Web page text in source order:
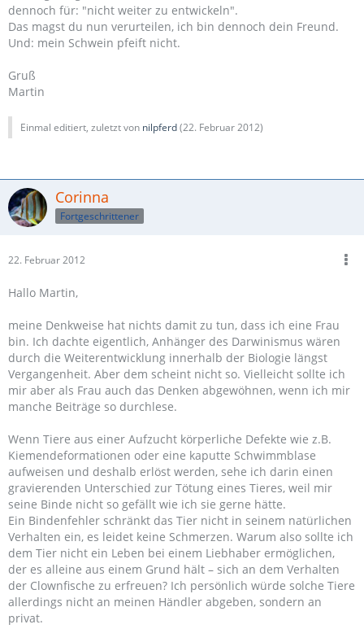
dennoch für: "nicht weiter zu entwickeln".
Das magst du nun verurteilen, ich bin dennoch dein Freund.
Und: mein Schwein pfeift nicht.
Gruß
Martin
Einmal editiert, zuletzt von nilpferd(22. Februar 2012)
Corinna
Fortgeschrittener
22. Februar 2012
Hallo Martin,
meine Denkweise hat nichts damit zu tun, dass ich eine Frau
bin. Ich dachte eigentlich, Anhänger des Darwinismus wären
durch die Weiterentwicklung innerhalb der Biologie längst
Vergangenheit. Aber dem scheint nicht so. Vielleicht sollte ich
mir aber als Frau auch das Denken abgewöhnen, wenn ich mir
manche Beiträge so durchlese.
Wenn Tiere aus einer Aufzucht körperliche Defekte wie z.B.
Kiemendeformationen oder eine kaputte Schwimmblase
aufweisen und deshalb erlöst werden, sehe ich darin einen
gravierenden Unterschied zur Tötung eines Tieres, weil mir
seine Binde nicht so gefällt wie ich sie gerne hätte.
Ein Bindenfehler schränkt das Tier nicht in seinem natürlichen
Verhalten ein, es leidet keine Schmerzen. Warum also sollte ich
dem Tier nicht ein Leben bei einem Liebhaber ermöglichen,
der es alleine aus einem Grund hält – sich an dem Verhalten
der Clownfische zu erfreuen? Ich persönlich würde solche Tiere
allerdings nicht an meinen Händler abgeben, sondern an
privat.